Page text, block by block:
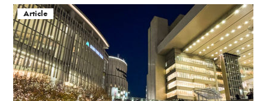
Article